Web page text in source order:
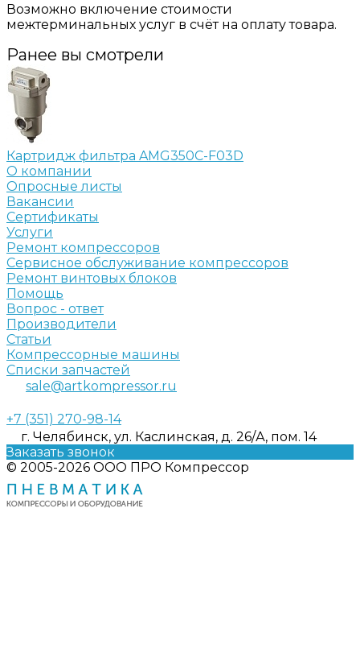
Возможно включение стоимости
межтерминальных услуг в счёт на оплату товара.
Ранее вы смотрели
Картридж фильтра AMG350C-F03D
О компании
Опросные листы
Вакансии
Сертификаты
Услуги
Ремонт компрессоров
Сервисное обслуживание компрессоров
Ремонт винтовых блоков
Помощь
Вопрос - ответ
Производители
Статьи
Компрессорные машины
Списки запчастей
sale@artkompressor.ru
+7 (351) 270-98-14
г. Челябинск, ул. Каслинская, д. 26/А, пом. 14
Заказать звонок
© 2005-2026 ООО ПРО Компрессор